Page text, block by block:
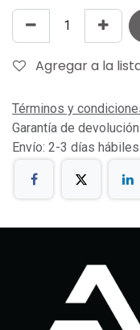
Agregar a la
Términos y
Garantía de
Envío: 2-3 días hábiles